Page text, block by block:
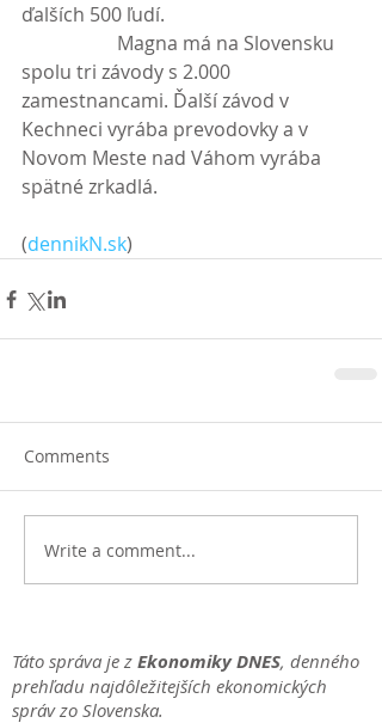
ďalších 500 ľudí.
Magna má na Slovensku
spolu tri závody s 2.000
zamestnancami. Ďalší závod v
Kechneci vyrába prevodovky a v
Novom Meste nad Váhom vyrába
spätné zrkadlá.
(dennikN.sk)
Comments
Write a comment...
Táto správa je z Ekonomiky DNES, denného
prehľadu najdôležitejších ekonomických
správ zo Slovenska.